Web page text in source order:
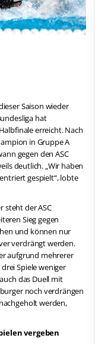
Saison wieder
hat
erreicht. Nach
in Gruppe A
gegen den ASC
deutlich. „Wir haben
gespielt“, lobte
steht der ASC
Sieg gegen
und können nur
verdrängt werden.
aufgrund mehrerer
Spiele weniger
das Duell mit
noch verdrängen
werden,
vergeben